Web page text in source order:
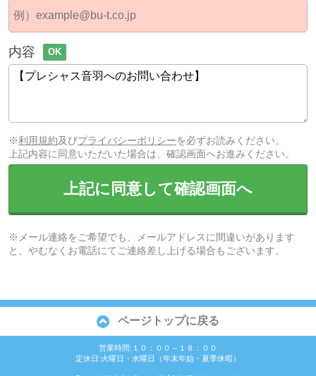
内容 OK
※利用規約及びプライバシーポリシーを必ずお読みください。
上記内容に同意いただいた場合は、確認画面へお進みください。
上記に同意して確認画面へ
※メール連絡をご希望でも、メールアドレスに間違いがあります
と、やむなくお電話にてご連絡差し上げる場合もございます。
ページトップに戻る
営業時間:１０：００～１８：００
定休日:火曜日・水曜日（年末年始・夏季休暇）